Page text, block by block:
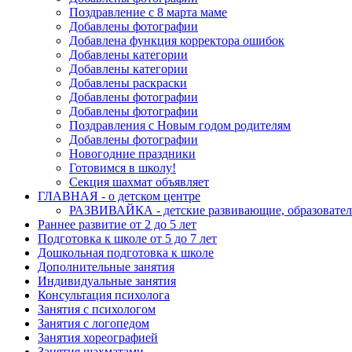
Поздравление с 8 марта маме
Добавлены фотографии
Добавлена функция корректора ошибок
Добавлены категории
Добавлены категории
Добавлены раскраски
Добавлены фотографии
Добавлены фотографии
Поздравления с Новым годом родителям
Добавлены фотографии
Новогодние праздники
Готовимся в школу!
Секция шахмат объявляет
ГЛАВНАЯ - о детском центре
РАЗВИВАЙКА - детские развивающие,
Раннее развитие от 2 до 5 лет
Подготовка к школе от 5 до 7 лет
Дошкольная подготовка к школе
Дополнительные занятия
Индивидуальные занятия
Консультация психолога
Занятия с психологом
Занятия с логопедом
Занятия хореографией